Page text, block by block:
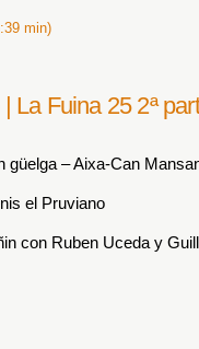
min)
La Fuina 25 2ª
güelga – Aixa-Can
el Pruviano
con Ruben Uceda y